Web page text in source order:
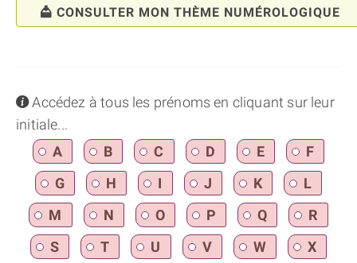
CONSULTER MON THÈME NUMÉROLOGIQUE
infoAccédez à tous les prénoms en cliquant sur leur
initiale...
A
B C D E
F
G
H I J K
L
M
N O P Q
R
S
T U V W
X